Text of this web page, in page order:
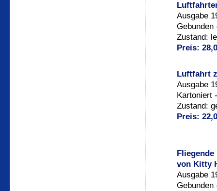
Ausgabe
Zustand:
Preis:
Luftfahrt
Ausgabe
Kartoniert
Zustand:
Preis:
Fliegende
von Kitty
Ausgabe